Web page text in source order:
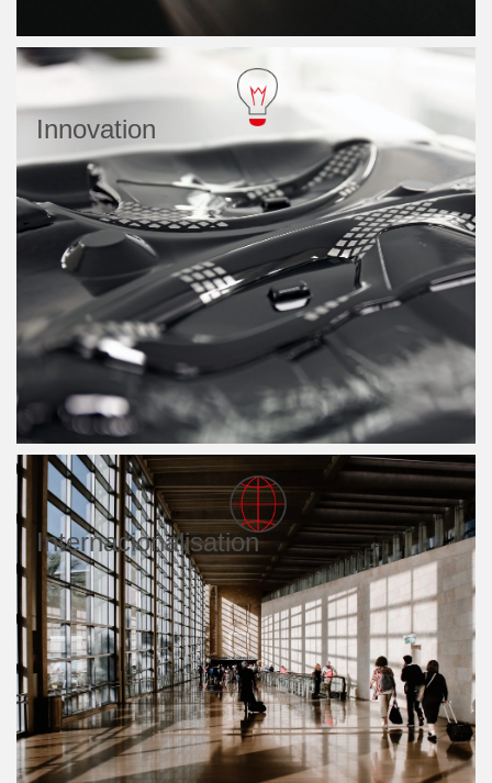
Innovation
Notre objectif : anticiper les besoins de nos clients afin
de leur proposer des solutions matures et robustes, et
grandir et évoluer à leurs côtés.
Internacionalisation
La recherche de la compétitivité passe par une stratégie
d’expansion qui ne peut être abordée qu’à partir d’une
vision globale du marché.